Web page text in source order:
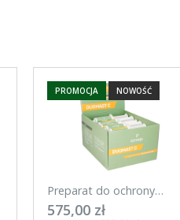
Preparat do ochrony
wymienia w okresie laktacji
575,00 zł
PROMOCJA NOWOŚĆ